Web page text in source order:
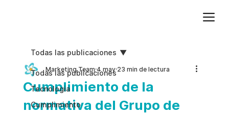
Todas las publicaciones
Tecnologia
Cumplimiento
Todas las publicaciones
Cumplimiento de la
normativa del Grupo de
Marketing Team 4 may 23 min de lectura